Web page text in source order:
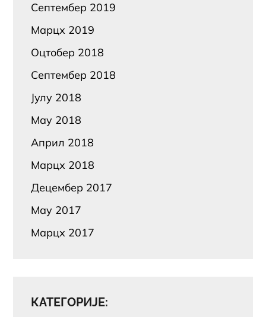
Септембер 2019
Марцх 2019
Оцтобер 2018
Септембер 2018
Јулy 2018
Маy 2018
Април 2018
Марцх 2018
Децембер 2017
Маy 2017
Марцх 2017
КАТЕГОРИЈЕ: